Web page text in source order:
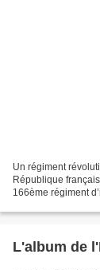
Un régiment
République
166ème régiment
L'album de